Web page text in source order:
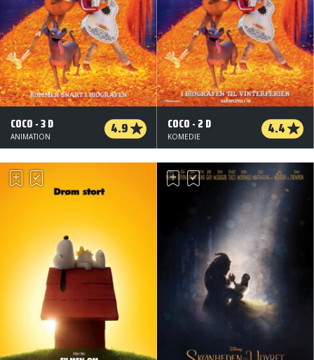
COCO - 3 D 4.9
ANIMATION
COCO - 2 D 4.4
KOMEDIE